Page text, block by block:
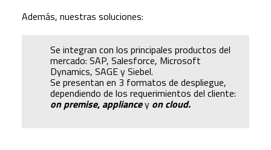
Además, nuestras soluciones:
Se integran con los principales productos del
mercado: SAP, Salesforce, Microsoft
Dynamics, SAGE y Siebel.
Se presentan en 3 formatos de despliegue,
dependiendo de los requerimientos del cliente:
on premise, appliancey on cloud.